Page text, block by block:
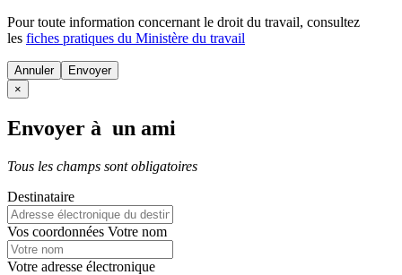
Pour toute information concernant le droit du travail, consultez
les fiches pratiques du Ministère du travail
Annuler
×
Envoyer à un ami
Tous les champs sont obligatoires
Destinataire
Vos coordonnées Votre nom
Votre adresse électronique